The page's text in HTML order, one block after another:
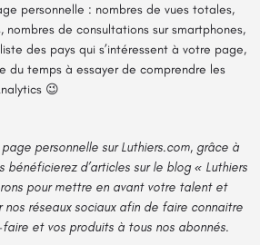
personnelle : nombres de vues totales,
nombres de consultations sur smartphones,
des pays qui s’intéressent à votre page,
du temps à essayer de comprendre les
😉
personnelle sur Luthiers.com, grâce à
bénéficierez d’articles sur le blog « Luthiers
pour mettre en avant votre talent et
nos réseaux sociaux afin de faire connaitre
et vos produits à tous nos abonnés.